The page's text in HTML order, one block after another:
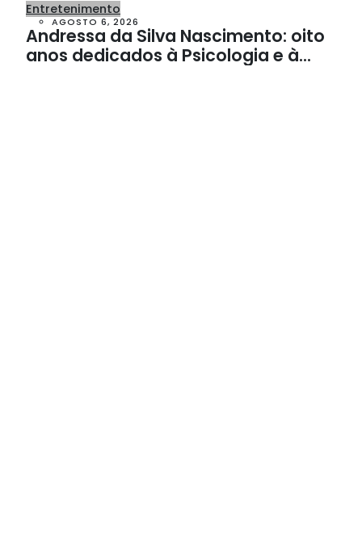
Entretenimento
AGOSTO 6, 2026
Andressa da Silva Nascimento: oito
anos dedicados à Psicologia e à